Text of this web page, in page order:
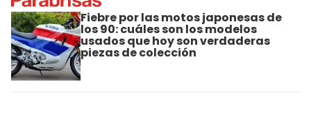
Fiebre por las motos japonesas de
los 90: cuáles son los modelos
usados que hoy son verdaderas
piezas de colección